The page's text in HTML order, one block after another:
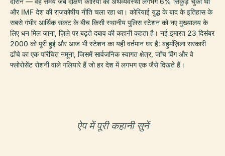
और IMF देश की राजकोषीय नीति चला रहा था। कोरियाई युद्ध के बाद के इतिहास के
सबसे गंभीर आर्थिक संकट के बीच किसी स्थानीय पुलिस स्टेशन को नए मुख्यालय के
लिए धन मिल जाना, ज़िले पर बढ़ते दबाव की कहानी कहता है। नई इमारत 23 दिसंबर
2000 को पूरी हुई और आज भी स्टेशन का यही वर्तमान घर है: बहुमंज़िला सरकारी
ढाँचे का एक परिचित नमूना, जिसमें सार्वजनिक स्वागत क्षेत्र, जाँच विंग और वे
फ्लोरोसेंट रोशनी वाले गलियारे हैं जो हर देश में लगभग एक जैसे दिखते हैं।
ऐप में पूरी कहानी सुनें